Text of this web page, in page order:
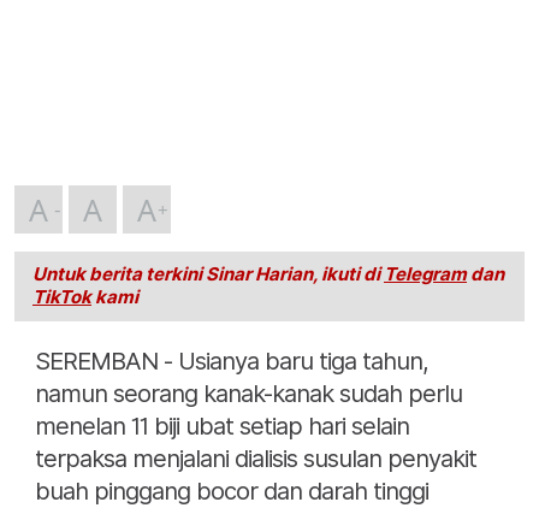
A A A
Untuk berita terkini Sinar Harian, ikuti di Telegramdan
TikTokkami
SEREMBAN - Usianya baru tiga tahun,
namun seorang kanak-kanak sudah perlu
menelan 11 biji ubat setiap hari selain
terpaksa menjalani dialisis susulan penyakit
buah pinggang bocor dan darah tinggi